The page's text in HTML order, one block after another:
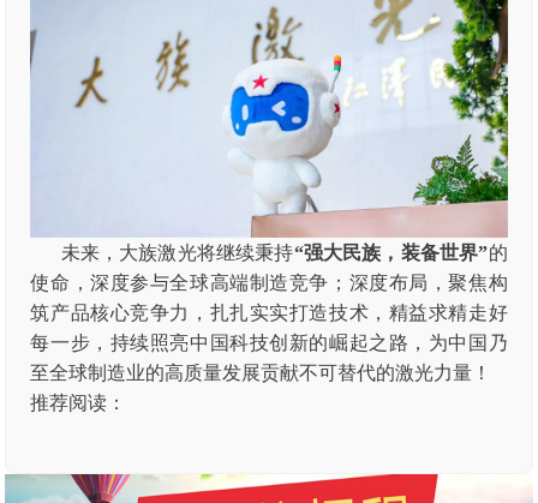
未来，大族激光将继续秉持“强大民族，装备世界”的
使命，深度参与全球高端制造竞争；深度布局，聚焦构
筑产品核心竞争力，扎扎实实打造技术，精益求精走好
每一步，持续照亮中国科技创新的崛起之路，为中国乃
至全球制造业的高质量发展贡献不可替代的激光力量！
推荐阅读：